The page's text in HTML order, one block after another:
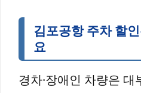
김포공항 주차 할
요
경차·장애인 차량은